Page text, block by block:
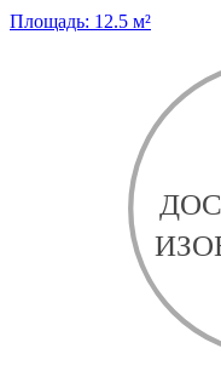
Площадь: 12.5 м²